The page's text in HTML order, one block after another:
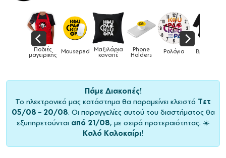
Ποδιές
μαγειρικής Mousepad Μαξιλάρια
καναπέ
Phone
Holders Ρολόγια Βρεφικά
Πάμε Διακοπές!
Το ηλεκτρονικό μας κατάστημα θα παραμείνει κλειστό Τετ
05/08 – 20/08. Οι παραγγελίες αυτού του διαστήματος θα
εξυπηρετούνται από 21/08, με σειρά προτεραιότητας. ☀️
Καλό Καλοκαίρι!